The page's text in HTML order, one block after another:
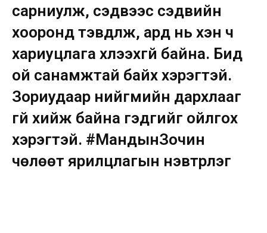
сарниулж, сэдвээс сэдвийн
хооронд тэвдүүлж, ард нь хэн ч
хариуцлага хүлээхгүй байна. Бид
ой санамжтай байх хэрэгтэй.
Зориудаар нийгмийн дархлааг
үгүй хийж байна гэдгийг ойлгох
хэрэгтэй. #МандынЗочин
чөлөөт ярилцлагын нэвтрүүлэг